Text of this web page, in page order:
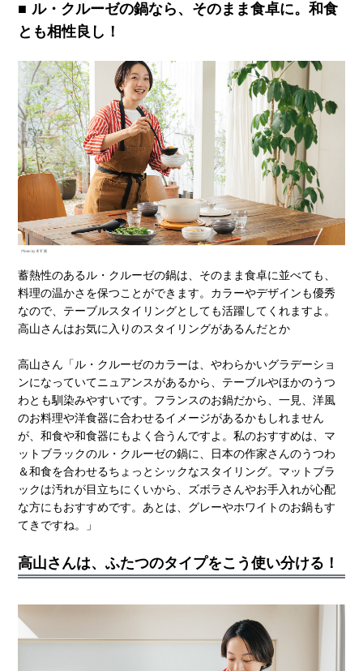
ル・クルーゼの鍋なら、そのまま食卓に。和食
とも相性良し！
蓄熱性のあるル・クルーゼの鍋は、そのまま食卓に並べても、
料理の温かさを保つことができます。カラーやデザインも優秀
なので、テーブルスタイリングとしても活躍してくれますよ。
高山さんはお気に入りのスタイリングがあるんだとか
高山さん「ル・クルーゼのカラーは、やわらかいグラデーショ
ンになっていてニュアンスがあるから、テーブルやほかのうつ
わとも馴染みやすいです。フランスのお鍋だから、一見、洋風
のお料理や洋食器に合わせるイメージがあるかもしれません
が、和食や和食器にもよく合うんですよ。私のおすすめは、マ
ットブラックのル・クルーゼの鍋に、日本の作家さんのうつわ
＆和食を合わせるちょっとシックなスタイリング。マットブラ
ックは汚れが目立ちにくいから、ズボラさんやお手入れが心配
な方にもおすすめです。あとは、グレーやホワイトのお鍋もす
てきですね。」
高山さんは、ふたつのタイプをこう使い分ける！